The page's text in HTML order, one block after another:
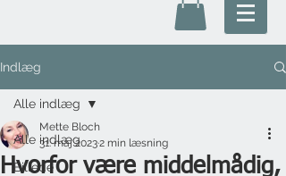
Indlæg
Alle indlæg
Billede
Alle indlæg
Hvorfor være middelmådig,
Mette Bloch
31. maj 20232 min læsning